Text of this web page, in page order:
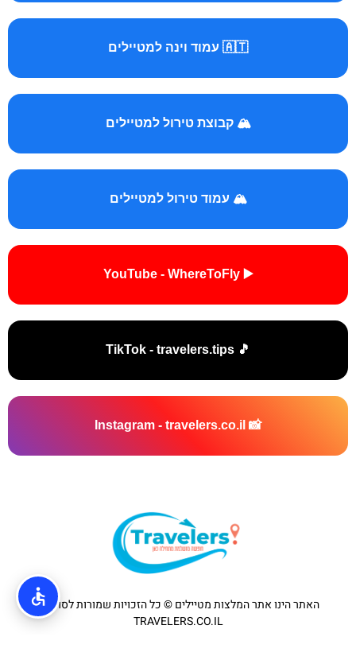
🇦🇹 עמוד וינה למטיילים
🏔️ קבוצת טירול למטיילים
🏔️ עמוד טירול למטיילים
▶️ YouTube - WhereToFly
🎵 TikTok - travelers.tips
📸 Instagram - travelers.co.il
האתר הינו אתר המלצות מטיילים © כל הזכויות שמורות לסוכנות
TRAVELERS.CO.IL